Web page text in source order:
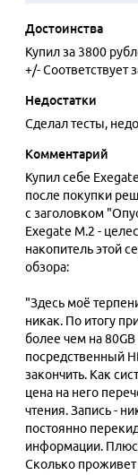
Достоинства
Купил за 3800
+/- Соответствует
Недостатки
Сделал тесты,
Комментарий
Купил себе
после покупки
с заголовком
Exegate M.2 -
накопитель этой
обзора:
"Здесь моё
никак. По итогу
более чем на
посредственный
закончить. Как
цена на него
чтения. Запись -
постоянно
информации.
Сколько проживет